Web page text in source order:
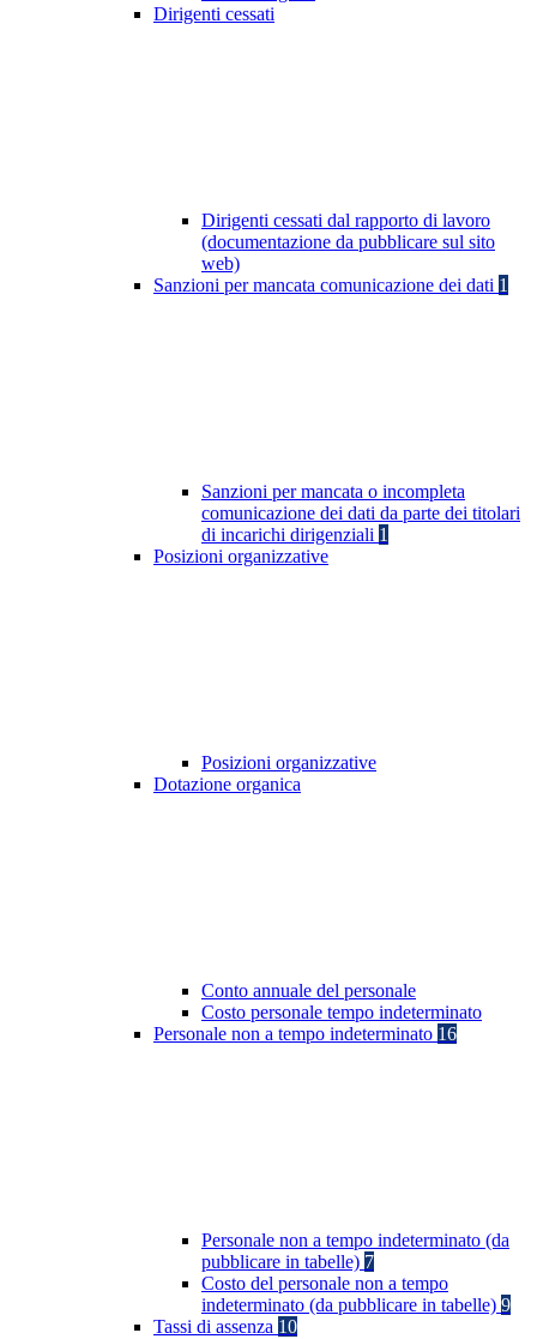
Dirigenti cessati
Dirigenti cessati dal rapporto di lavoro
(documentazione da pubblicare sul sito
web)
Sanzioni per mancata comunicazione dei dati 1
Sanzioni per mancata o incompleta
comunicazione dei dati da parte dei titolari
di incarichi dirigenziali 1
Posizioni organizzative
Posizioni organizzative
Dotazione organica
Conto annuale del personale
Costo personale tempo indeterminato
Personale non a tempo indeterminato 16
Personale non a tempo indeterminato (da
pubblicare in tabelle) 7
Costo del personale non a tempo
indeterminato (da pubblicare in tabelle) 9
Tassi di assenza 10